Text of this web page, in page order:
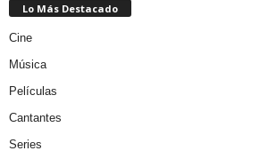
Lo Más Destacado
Cine
Música
Películas
Cantantes
Series